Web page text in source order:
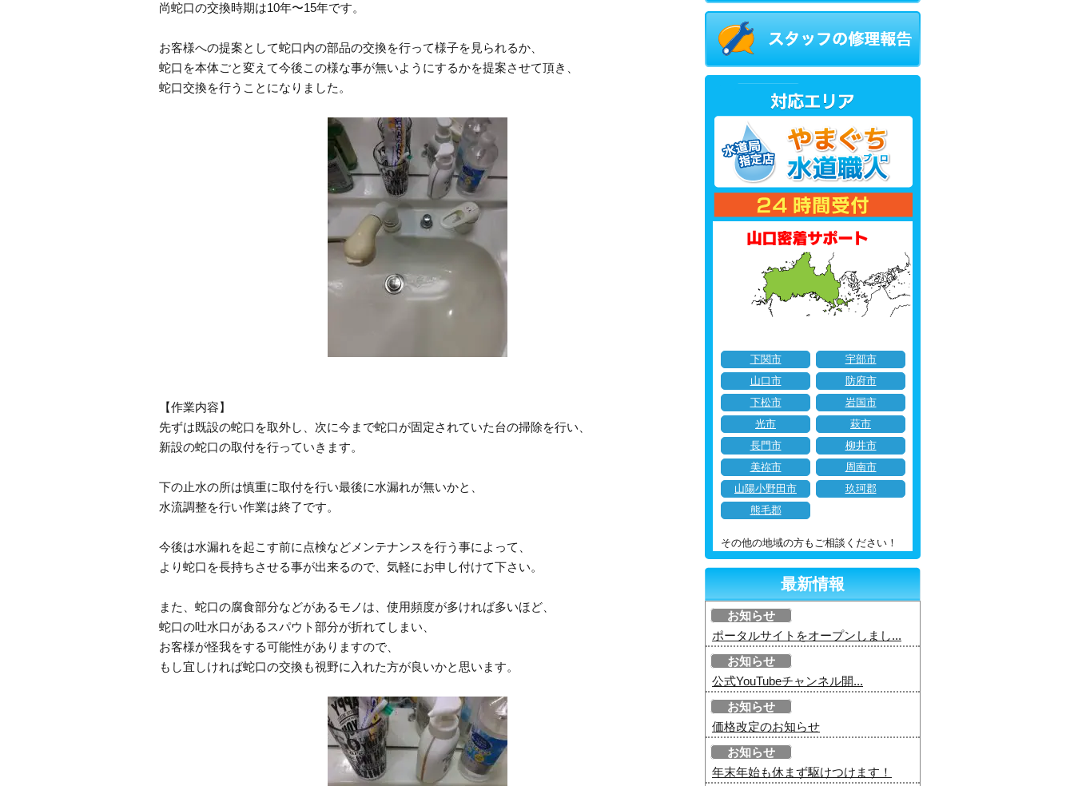
尚蛇口の交換時期は10年〜15年です。
お客様への提案として蛇口内の部品の交換を行って様子を見られるか、
蛇口を本体ごと変えて今後この様な事が無いようにするかを提案させて頂き、
蛇口交換を行うことになりました。
【作業内容】
先ずは既設の蛇口を取外し、次に今まで蛇口が固定されていた台の掃除を行い、
新設の蛇口の取付を行っていきます。
下の止水の所は慎重に取付を行い最後に水漏れが無いかと、
水流調整を行い作業は終了です。
今後は水漏れを起こす前に点検などメンテナンスを行う事によって、
より蛇口を長持ちさせる事が出来るので、気軽にお申し付けて下さい。
また、蛇口の腐食部分などがあるモノは、使用頻度が多ければ多いほど、
蛇口の吐水口があるスパウト部分が折れてしまい、
お客様が怪我をする可能性がありますので、
もし宜しければ蛇口の交換も視野に入れた方が良いかと思います。
下関市
宇部市
山口市
防府市
下松市
岩国市
光市
萩市
長門市
柳井市
美祢市
周南市
山陽小野田市
玖珂郡
熊毛郡
その他の地域の方もご相談ください！
最新情報
お知らせ
ポータルサイトをオープンしまし...
お知らせ
公式YouTubeチャンネル開...
お知らせ
価格改定のお知らせ
お知らせ
年末年始も休まず駆けつけます！